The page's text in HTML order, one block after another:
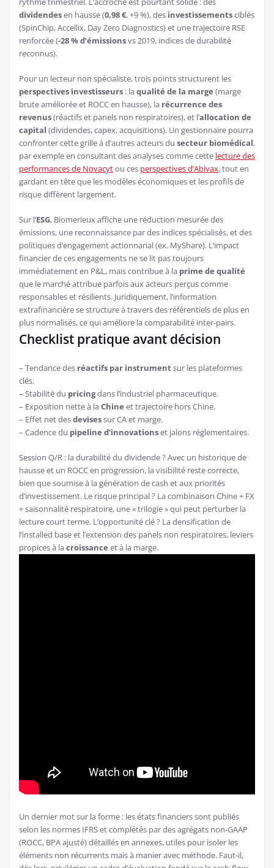
dividendesen hausse (0,98 €, +9 %), des investissementsciblés
(SpinChip, Accellix, Day Zero Diagnostics) et une trajectoire RSE
renforcée (-28 % d’émissionsvs 2019, indices de durabilité
reconnus).
Pour un lecteur non spécialiste, trois points structurent les
perspectives investisseurs : laqualité de la marge (marge
brute améliorée et ROCC en hausse), la récurrence des
revenus(réactifs et panels non respiratoires), et l’allocation de
capital (dividendes, capex, acquisitions). Un gestionnaire pourra
confronter cette grille à d’autres acteurs du secteur biomédical,
par exemple en consultant des analyses comme cette lecture des
performances de Novacytou ces perspectives d’Abivax, tout en
gardant en tête que les modèles économiques et les profils de
risque diffèrent largement.
Sur l’ESG, Biomerieux affiche une réduction mesurée des
émissions, une reconnaissance par des indices spécialisés, et des
politiques d’engagement actionnarial (ex. MyShare). L’impact
financier de ces engagements ne se lit pas toujours
immédiatement en P&L, mais contribue à la prime de qualité
que le marché attribue parfois aux acteurs perçus comme
responsables et résilients. Juridiquement, l’information
extrafinancière se structure à travers des référentiels de plus en
plus normalisés, ce qui améliore la comparabilité inter-pairs.
Checklist pratique avant décision
– Tendance des réactifs par instrumentsur les plateformes
clés.
– Stabilité du pricingdans l’industriel pharmaceutique.
– Exposition nette à laChine et trajectoire hors Chine.
– Effet net desdevisessur CA et marge.
– Cadence du pipeline d’innovationset jalons réglementaires.
Session Q/R : la durabilité du dividende ? Avec un historique de
hausse et un ROCC en progression, la visibilité reste correcte,
bien que soumise à la génération de cash et aux priorités
d’investissement. Le risque principal ? La combinaison Chine + FX
+ saisonnalité respiratoire, une « trilogie » qui peut perturber la
lecture court terme. L’opportunité clé ? La densification de
l’installed base et l’extension des panels non respiratoires, leviers
propices à lacroissance et à la marge.
Un dernier mot sur la forme : les états financiers sont publiés
selon les normes IFRS et complétés par des agrégats non-GAAP
(ROCC, BPA ajusté) détaillés en annexes, utiles pour isoler les
éléments non récurrents mais à manier avec méthode. Faut-il,